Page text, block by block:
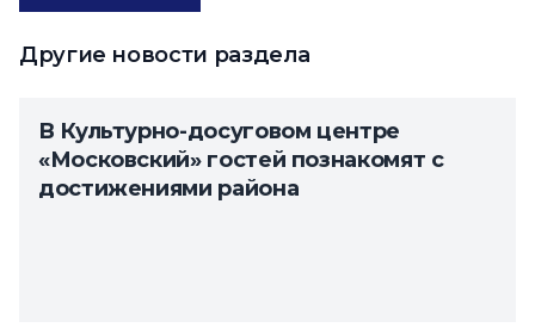
Другие новости раздела
В Культурно-досуговом центре
«Московский» гостей познакомят с
достижениями района